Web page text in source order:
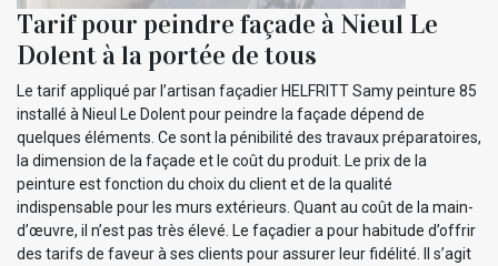
Tarif pour peindre façade à Nieul Le
Dolent à la portée de tous
Le tarif appliqué par l’artisan façadier HELFRITT Samy peinture 85
installé à Nieul Le Dolent pour peindre la façade dépend de
quelques éléments. Ce sont la pénibilité des travaux préparatoires,
la dimension de la façade et le coût du produit. Le prix de la
peinture est fonction du choix du client et de la qualité
indispensable pour les murs extérieurs. Quant au coût de la main-
d’œuvre, il n’est pas très élevé. Le façadier a pour habitude d’offrir
des tarifs de faveur à ses clients pour assurer leur fidélité. Il s’agit